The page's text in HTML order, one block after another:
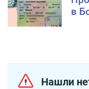
в
Нашли